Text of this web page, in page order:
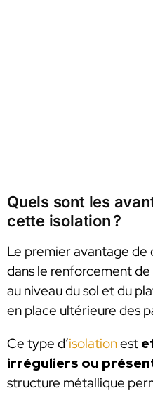
Quels sont les
cette isolation ?
Le premier avantage
dans le renforcement
au niveau du sol et du
en place ultérieure des
Ce type d’isolationest
irréguliers ou
structure métallique